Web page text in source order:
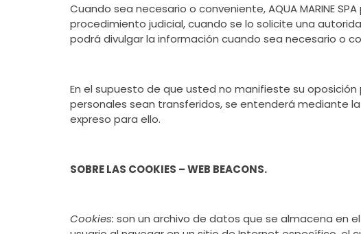
Cuando sea necesario o conveniente, AQUA MARINE
procedimiento judicial, cuando se lo solicite una
podrá divulgar la información cuando sea necesario o
En el supuesto de que usted no manifieste su
personales sean transferidos, se entenderá mediante
expreso para ello.
SOBRE LAS COOKIES – WEB BEACONS.
Cookies: son un archivo de datos que se almacena en